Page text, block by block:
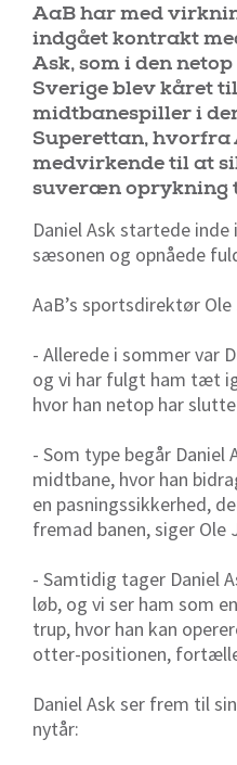
AaB har med
indgået kontrakt
Ask, som i den
Sverige blev kåret
midtbanespiller i
Superettan,
medvirkende til at
suveræn oprykning
Daniel Ask startede
sæsonen og opnåede
AaB’s sportsdirektør
- Allerede i sommer var
og vi har fulgt ham tæt
hvor han netop har
- Som type begår Daniel
midtbane, hvor han
en pasningssikkerhed,
fremad banen, siger Ole
- Samtidig tager Daniel
løb, og vi ser ham som
trup, hvor han kan
otter-positionen,
Daniel Ask ser frem til
nytår: